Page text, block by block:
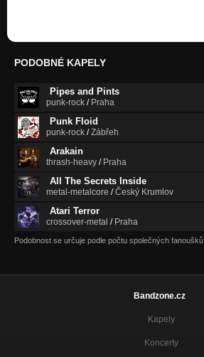
PODOBNÉ KAPELY
Pipes and Pints
punk-rock / Praha
Punk Floid
punk-rock /Zábřeh
Arakain
thrash-heavy / Praha
All The Secrets Inside
metal-metalcore /Český Krumlov
Atari Terror
crossover-metal / Praha
Podobnost se určuje podle počtu společných fanoušků.
Bandzone.cz
Kapely
Koncerty